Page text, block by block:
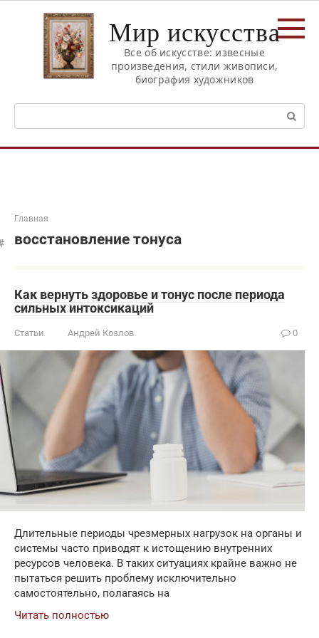
Мир искусства
Все об искусстве: извесные
произведения, стили живописи,
биография художников
Поиск:
Главная
восстановление тонуса
Как вернуть здоровье и тонус после периода
сильных интоксикаций
Статьи Андрей Козлов 0
Длительные периоды чрезмерных нагрузок на органы и
системы часто приводят к истощению внутренних
ресурсов человека. В таких ситуациях крайне важно не
пытаться решить проблему исключительно
самостоятельно, полагаясь на
Читать полностью